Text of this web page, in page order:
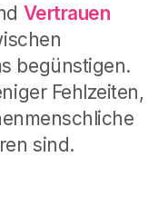
Vertrauen
begünstigen.
Fehlzeiten,
sind.